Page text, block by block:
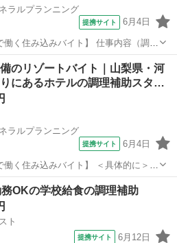
ラルプランニング
提携サイト 6月4日
働く住み込みバイト】 仕事内容（調
じて、会席料理の各セクション（煮
担当します。 仕込み・下ご
...
のリゾートバイト｜山梨県・河
にあるホテルの調理補助スタ…
ラルプランニング
提携サイト 6月4日
込みバイト】 ＜具体的に＞
付け・仕上げ シェフが調理した料理
け（前菜）を小鉢に分けたり、お刺
OKの学校給食の調理補助
ト
提携サイト 6月12日